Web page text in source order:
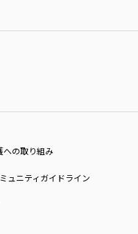
への取り組み
ュニティガイドライン